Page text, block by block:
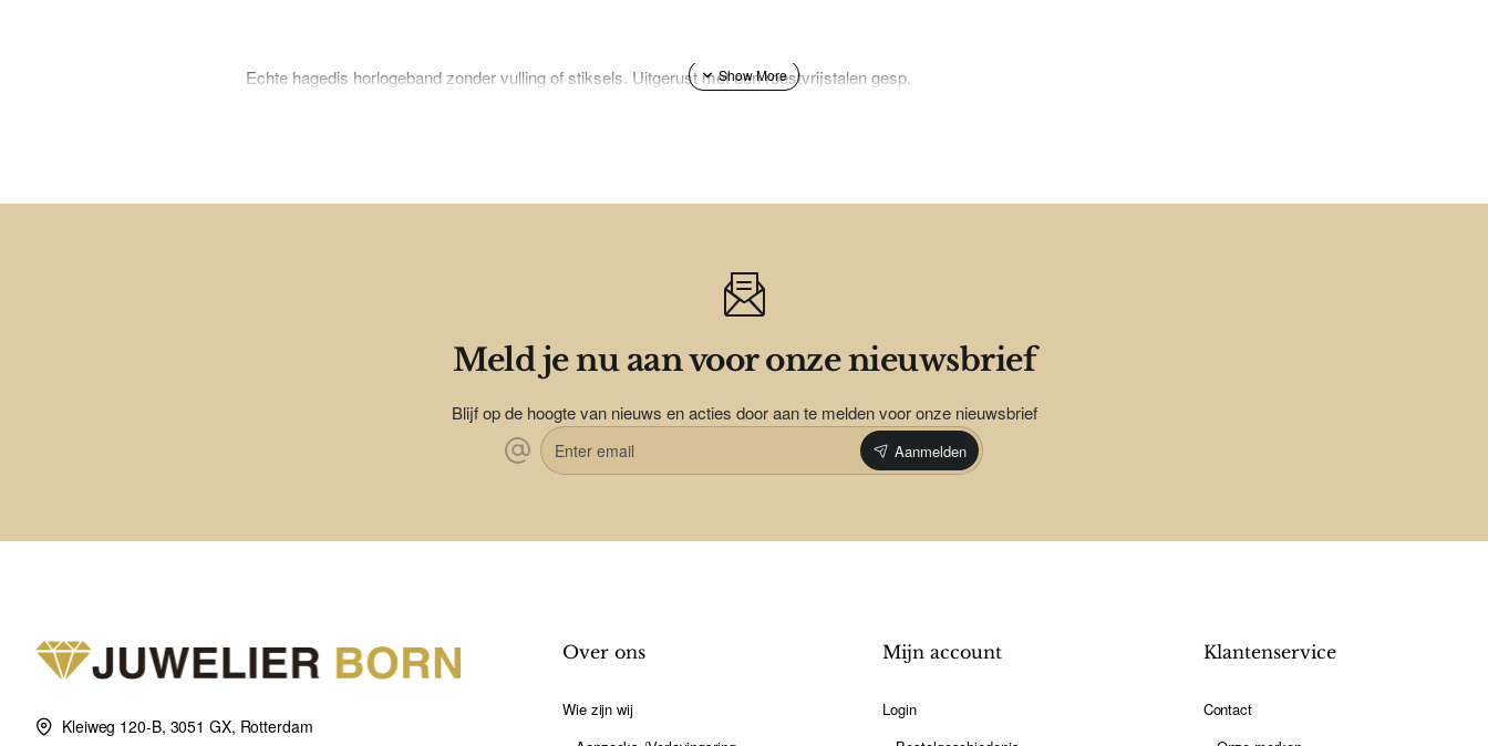
Echte hagedis horlogeband zonder vulling of stiksels. Uitgerust met een roestvrijstalen gesp.
Meld je nu aan voor onze nieuwsbrief
Blijf op de hoogte van nieuws en acties door aan te melden voor onze nieuwsbrief
Enter
email
Aanmelden
Kleiweg 120-B, 3051 GX, Rotterdam
Over ons
Wie zijn wij
Mijn account
Login
Klantenservice
Contact